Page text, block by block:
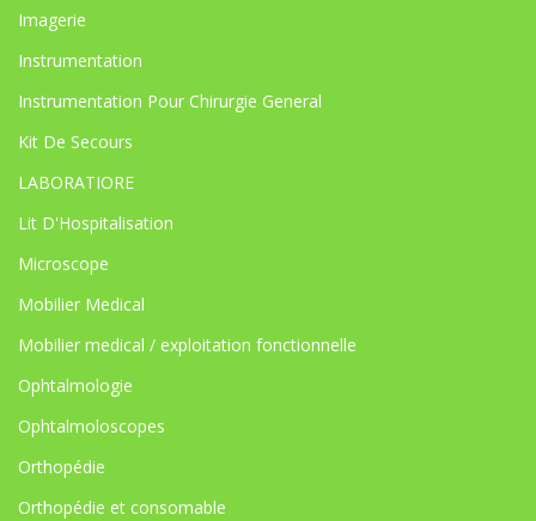
Imagerie
Instrumentation
Instrumentation Pour Chirurgie General
Kit De Secours
LABORATIORE
Lit D'Hospitalisation
Microscope
Mobilier Medical
Mobilier medical / exploitation fonctionnelle
Ophtalmologie
Ophtalmoloscopes
Orthopédie
Orthopédie et consomable